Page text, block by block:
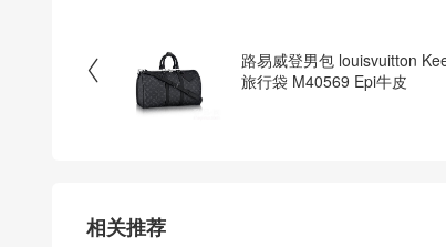

路易威登男包 louisvuitton
旅行袋 M40569 Epi牛皮
相关推荐